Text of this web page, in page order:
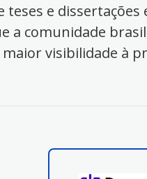
teses e
a comunidade
visibilidade à